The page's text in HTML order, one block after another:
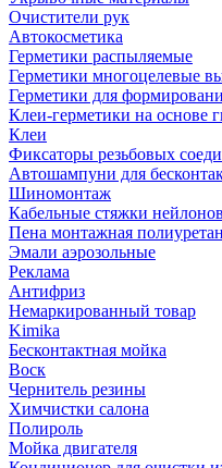
Очистители рук
Автокосметика
Герметики распыляемые
Герметики многоцелевые
Герметики для
Клеи-герметики на основе
Клеи
Фиксаторы резьбовых
Автошампуни для
Шиномонтаж
Кабельные стяжки
Пена монтажная
Эмали аэрозольные
Реклама
Антифриз
Немаркированный товар
Kimika
Бесконтактная мойка
Воск
Чернитель резины
Химчистки салона
Полироль
Мойка двигателя